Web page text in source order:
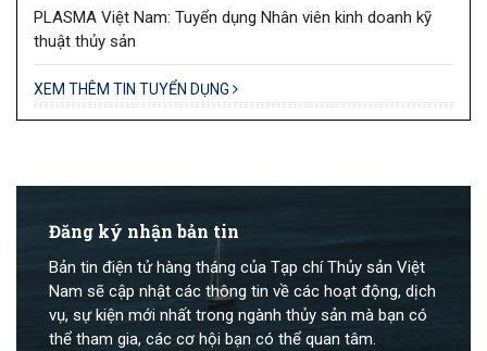
PLASMA Việt Nam: Tuyển dụng Nhân viên kinh doanh kỹ
thuật thủy sản
XEM THÊM TIN TUYỂN DỤNG
Đăng ký nhận bản tin
Bản tin điện tử hàng tháng của Tạp chí Thủy sản Việt
Nam sẽ cập nhật các thông tin về các hoạt động, dịch
vụ, sự kiện mới nhất trong ngành thủy sản mà bạn có
thể tham gia, các cơ hội bạn có thể quan tâm.